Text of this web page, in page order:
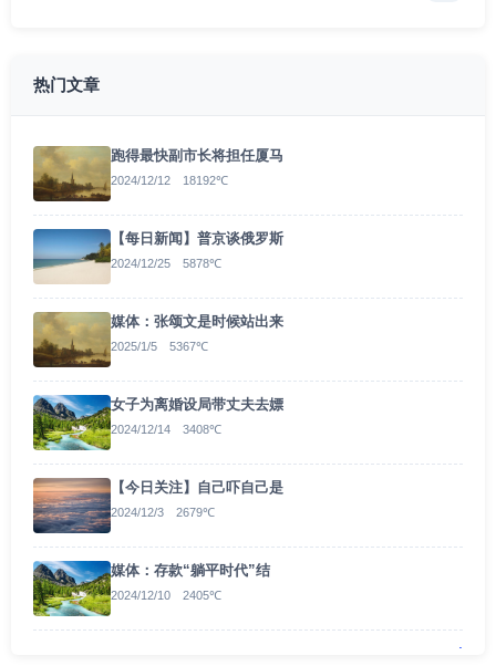
热门文章
跑得最快副市长将担任厦马
2024/12/12 18192℃
【每日新闻】普京谈俄罗斯
2024/12/25 5878℃
媒体：张颂文是时候站出来
2025/1/5 5367℃
女子为离婚设局带丈夫去嫖
2024/12/14 3408℃
【今日关注】自己吓自己是
2024/12/3 2679℃
媒体：存款“躺平时代”结
2024/12/10 2405℃